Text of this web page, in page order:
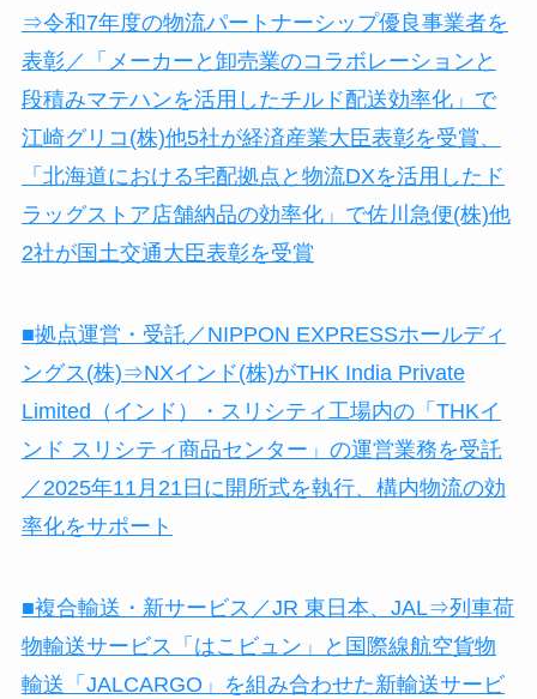
⇒令和7年度の物流パートナーシップ優良事業者を
表彰／「メーカーと卸売業のコラボレーションと
段積みマテハンを活用したチルド配送効率化」で
江崎グリコ(株)他5社が経済産業大臣表彰を受賞、
「北海道における宅配拠点と物流DXを活用したド
ラッグストア店舗納品の効率化」で佐川急便(株)他
2社が国土交通大臣表彰を受賞
■拠点運営・受託／NIPPON EXPRESSホールディ
ングス(株)⇒NXインド(株)がTHK India Private
Limited（インド）・スリシティ工場内の「THKイ
ンド スリシティ商品センター」の運営業務を受託
／2025年11月21日に開所式を執行、構内物流の効
率化をサポート
■複合輸送・新サービス／JR 東日本、JAL⇒列車荷
物輸送サービス「はこビュン」と国際線航空貨物
輸送「JALCARGO」を組み合わせた新輸送サービ